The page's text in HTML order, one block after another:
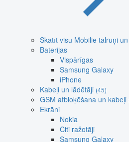
Skatīt visu Mobilie tālruņi
Baterijas
Vispārīgas
Samsung Galaxy
iPhone
Kabeļi un lādētāji (45)
GSM atbloķēšana un kabeļi
Ekrāni
Nokia
Citi ražotāji
Samsung Galaxy